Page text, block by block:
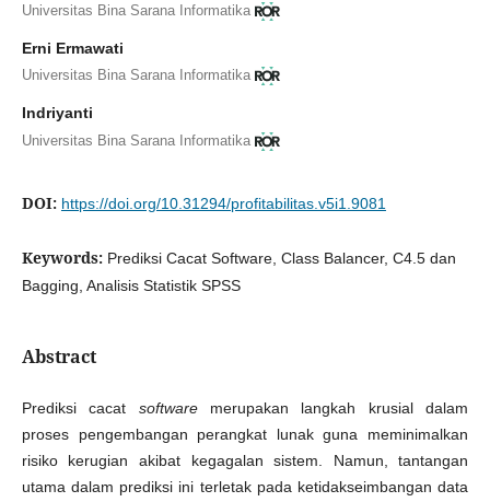
Universitas Bina Sarana Informatika
Erni Ermawati
Universitas Bina Sarana Informatika
Indriyanti
Universitas Bina Sarana Informatika
DOI: https://doi.org/10.31294/profitabilitas.v5i1.9081
Keywords: Prediksi Cacat Software, Class Balancer, C4.5 dan
Bagging, Analisis Statistik SPSS
Abstract
Prediksi cacat softwaremerupakan langkah krusial dalam
proses pengembangan perangkat lunak guna meminimalkan
risiko kerugian akibat kegagalan sistem. Namun, tantangan
utama dalam prediksi ini terletak pada ketidakseimbangan data